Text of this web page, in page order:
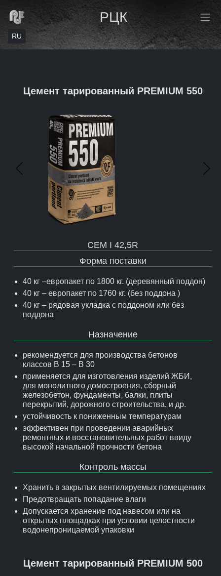
РЦК
RU
Цемент тарированный PREMIUM 550
Предыдущий
CEM I 42,5R
Форма поставки
40 кг –европакет по 1800 кг. (деревянный поддон)
40 кг – европакет по 1760 кг. (без поддона )
40 кг – рядовая укладка с поддоном или без
поддона
Назначение
рекомендуется для производства бетонов
классов В 15 – В 30
применяется для изготовления изделий ЖБИ,
для монолитного домостроения, сборный
железобетон, фундаменты, балки, плиты
перекрытий, дорожного строительства, и др.
устойчивость к пониженным температурам
эффективен при проведении аварийных
ремонтных и восстановительных работ ввиду
высокой начальной прочности бетона
Контроль массы
Хранить в закрытых вентилируемых помещениях
Предотвращать попадание влаги
Допускается хранение под навесом или на
открытых площадках при условии целостности
водонепроницаемой упаковки
Цемент тарированный PREMIUM 500